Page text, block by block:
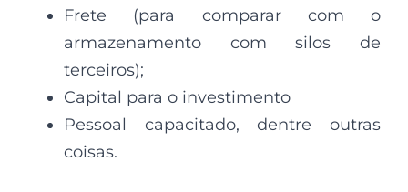
Frete (para comparar com o
armazenamento com silos de
terceiros);
Capital para o investimento
Pessoal capacitado, dentre outras
coisas.